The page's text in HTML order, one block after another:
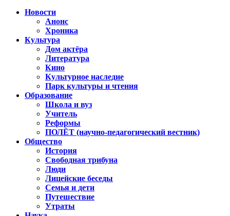
Новости
Анонс
Хроника
Культура
Дом актёра
Литература
Кино
Культурное наследие
Парк культуры и чтения
Образование
Школа и вуз
Учитель
Реформы
ПОЛЁТ (научно-педагогический вестник)
Общество
История
Свободная трибуна
Люди
Лицейские беседы
Семья и дети
Путешествие
Утраты